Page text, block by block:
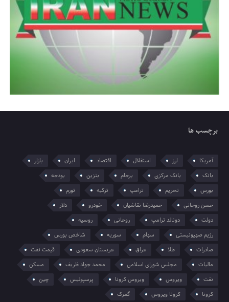
برچسب ها
آمریکا ارز استقلال اقتصاد ایران
بازار
بانک
بانک مرکزی برجام بنزین
بودجه
بورس
تحریم ترامپ ترکیه
تورم
حسن روحانی
حمیدرضا نقاشیان خودرو
دلار
دولت
دونالد ترامپ روحانی
روسیه
رژیم صهیونیستی
سهام سوریه
شاخص بورس
صادرات
طلا عراق عربستان سعودی
قیمت نفت
مالیات
مجلس شورای اسلامی محمد جواد ظریف
مسکن
نفت
ویروس ویروس کرونا پرسپولیس
چین
کرونا
کرونا ویروس گمرک